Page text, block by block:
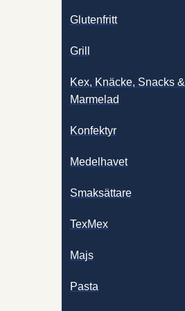
Glutenfritt
Grill
Kex, Knäcke, Snacks &
Marmelad
Konfektyr
Medelhavet
Smaksättare
TexMex
Majs
Pasta